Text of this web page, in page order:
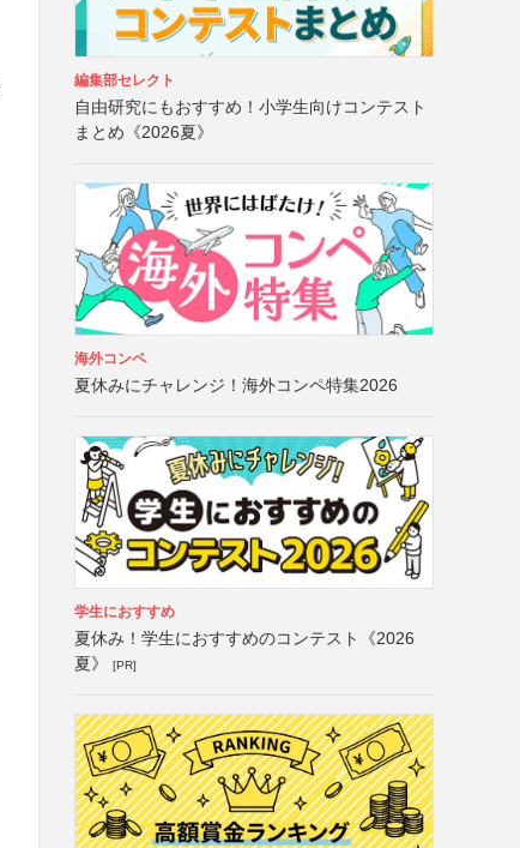
編集部セレクト
自由研究にもおすすめ！小学生向けコンテスト
まとめ《2026夏》
海外コンペ
夏休みにチャレンジ！海外コンペ特集2026
学生におすすめ
夏休み！学生におすすめのコンテスト《2026
夏》
[PR]